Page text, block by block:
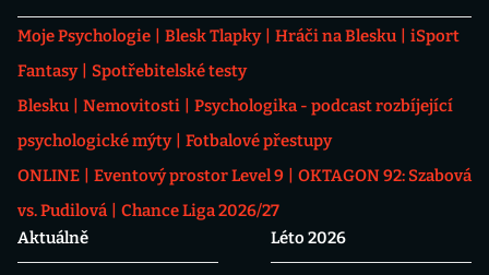
Moje Psychologie Blesk Tlapky Hráči na Blesku
iSport
Fantasy
Spotřebitelské testy
Blesku
Nemovitosti
Psychologika - podcast rozbíjející
psychologické mýty
Fotbalové přestupy
ONLINE
Eventový prostor Level 9
OKTAGON 92: Szabová
vs. Pudilová
Chance Liga 2026/27
Aktuálně
Léto 2026